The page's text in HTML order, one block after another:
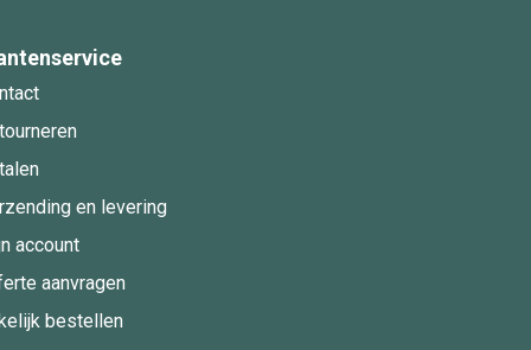
en levering
account
aanvragen
bestellen